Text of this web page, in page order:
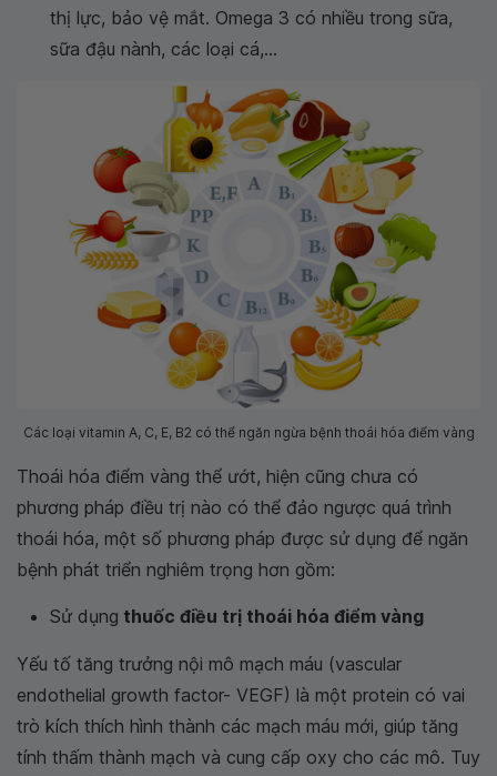
thị lực, bảo vệ mắt. Omega 3 có nhiều trong sữa,
sữa đậu nành, các loại cá,...
Các loại vitamin A, C, E, B2 có thể ngăn ngừa bệnh thoái hóa điểm vàng
Thoái hóa điểm vàng thể ướt, hiện cũng chưa có
phương pháp điều trị nào có thể đảo ngược quá trình
thoái hóa, một số phương pháp được sử dụng để ngăn
bệnh phát triển nghiêm trọng hơn gồm:
Sử dụng thuốc điều trị thoái hóa điểm vàng
Yếu tố tăng trưởng nội mô mạch máu (vascular
endothelial growth factor- VEGF) là một protein có vai
trò kích thích hình thành các mạch máu mới, giúp tăng
tính thấm thành mạch và cung cấp oxy cho các mô. Tuy